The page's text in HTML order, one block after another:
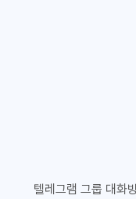
텔레그램 그룹 대화